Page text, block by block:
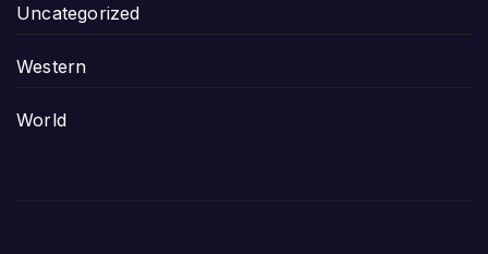
Uncategorized
Western
World